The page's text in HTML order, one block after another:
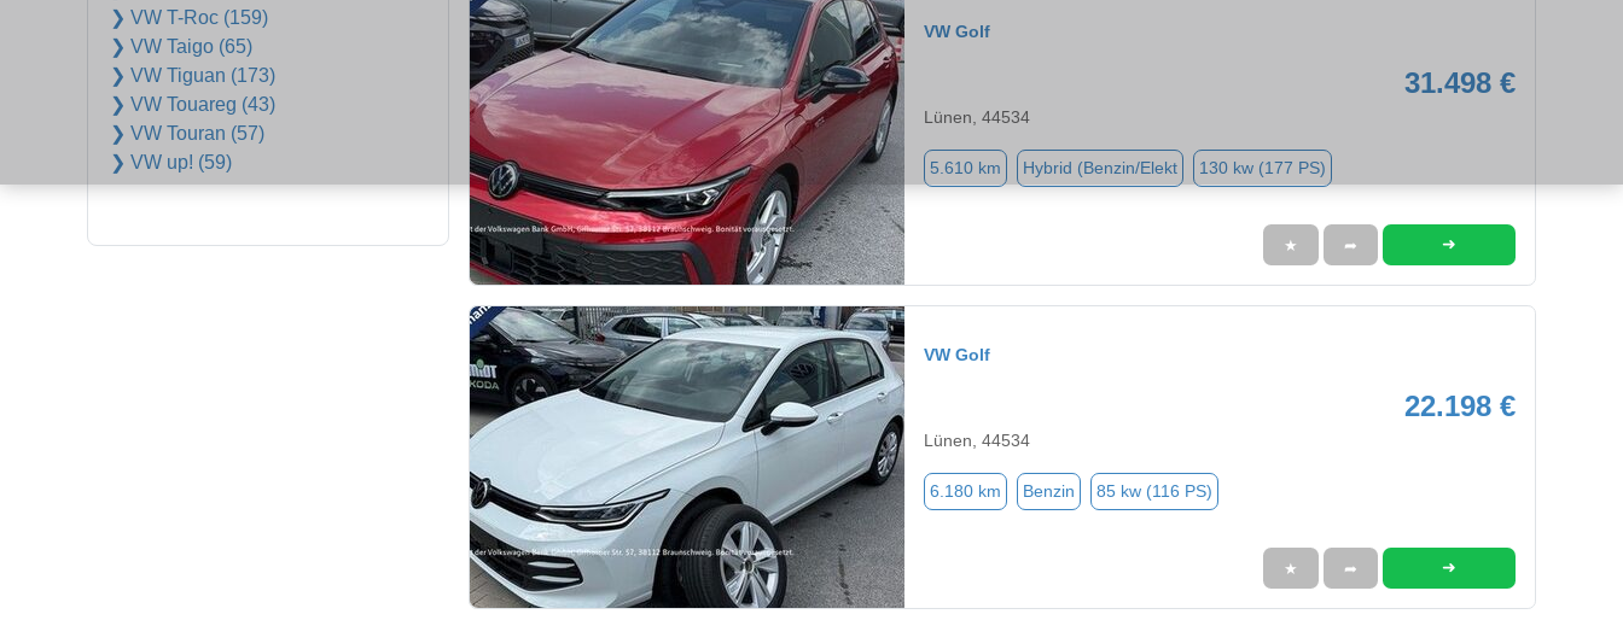
❯ VW T-Roc (159)
❯ VW Taigo (65)
❯ VW Tiguan (173)
❯ VW Touareg (43)
❯ VW Touran (57)
❯ VW up! (59)
VW Golf
31.498 €
Lünen, 44534
5.610 km Hybrid (Benzin/Elekt 130 kw (177 PS)
★ ➦ ➜
VW Golf
22.198 €
Lünen, 44534
6.180 km Benzin 85 kw (116 PS)
★ ➦ ➜